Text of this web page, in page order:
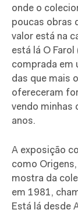
onde o
poucas obras
valor está na
está lá O
comprada em
das que mais
ofereceram
vendo minhas
anos.
A exposição
como
mostra da
em 1981,
Está lá desde